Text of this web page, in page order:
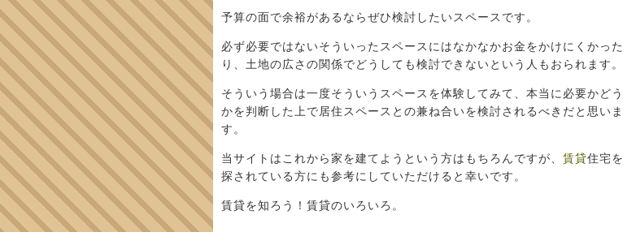
予算の面で余裕があるならぜひ検討したいスペースです。
必ず必要ではないそういったスペースにはなかなかお金をかけにくかった
り、土地の広さの関係でどうしても検討できないという人もおられます。
そういう場合は一度そういうスペースを体験してみて、本当に必要かどう
かを判断した上で居住スペースとの兼ね合いを検討されるべきだと思いま
す。
当サイトはこれから家を建てようという方はもちろんですが、 賃貸住宅を
探されている方にも参考にしていただけると幸いです。
賃貸を知ろう！賃貸のいろいろ。